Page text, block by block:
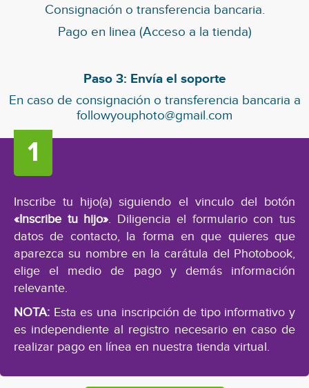
Consignación o transferencia bancaria.
Pago en linea (Acceso a la tienda)
Paso 3: Envía el soporte
En caso de consignación o transferencia bancaria a
followyouphoto@gmail.com
Inscribe tu hijo(a) siguiendo el vinculo del botón
«Inscribe tu hijo». Diligencia el formulario con tus
datos de contacto, la forma en que quieres que
aparezca su nombre en la carátula del Photobook,
elige el medio de pago y demás información
relevante.
NOTA: Esta es una inscripción de tipo informativo y
es independiente al registro necesario en caso de
realizar pago en línea en nuestra tienda virtual.